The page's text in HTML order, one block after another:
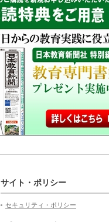
サイト・ポリシー
セキュリティ・ポリシー